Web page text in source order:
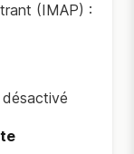
(IMAP) :
désactivé